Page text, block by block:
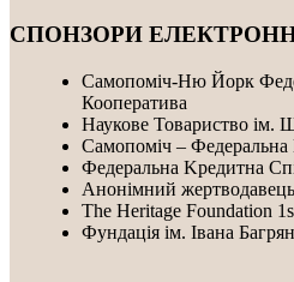
СПОНЗОРИ
Самопоміч-Ню Йорк
Кооператива
Наукове Товариство
Самопоміч – Федеральна
Федеральнa Kредитнa
Анонімний жертводавець
The Heritage Foundation
Фундація ім. Івана